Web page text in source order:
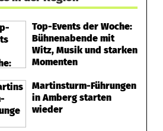
Top-Events der Woche:
Bühnenabende mit
Witz, Musik und starken
Momenten
Martinsturm-Führungen
in Amberg starten
wieder